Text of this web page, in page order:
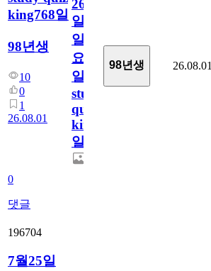
king768일
98년생
10
0
1
26.08.01
0
댓글
26
일
일
요
일/English
study
quiz
king768
일
98년생 26.08.01
196704
7월25일